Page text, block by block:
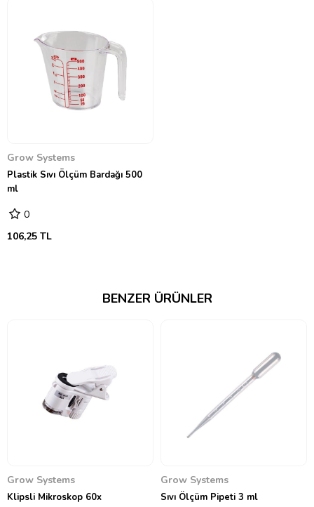
Grow Systems
Plastik Sıvı Ölçüm Bardağı 500
ml
0
106,25 TL
BENZER ÜRÜNLER
Grow Systems
Klipsli Mikroskop 60x
Grow Systems
Sıvı Ölçüm Pipeti 3 ml